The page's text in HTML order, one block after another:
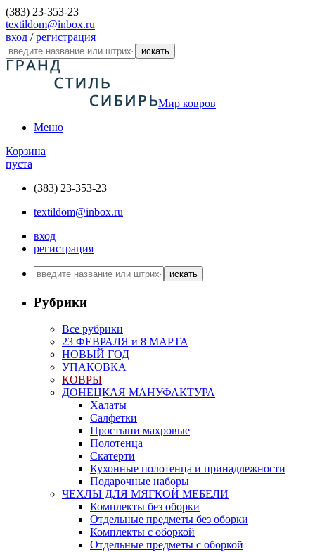
(383) 23-353-23
textildom@inbox.ru
вход /регистрация
искать
Мир ковров
Меню
Корзина
пуста
(383) 23-353-23
textildom@inbox.ru
вход
регистрация
искать
Рубрики
Все рубрики
23 ФЕВРАЛЯ и 8 МАРТА
НОВЫЙ ГОД
УПАКОВКА
КОВРЫ
ДОНЕЦКАЯ МАНУФАКТУРА
Халаты
Салфетки
Простыни махровые
Полотенца
Скатерти
Кухонные полотенца и принадлежности
Подарочные наборы
ЧЕХЛЫ ДЛЯ МЯГКОЙ МЕБЕЛИ
Комплекты без оборки
Отдельные предметы без оборки
Комплекты с оборкой
Отдельные предметы с оборкой